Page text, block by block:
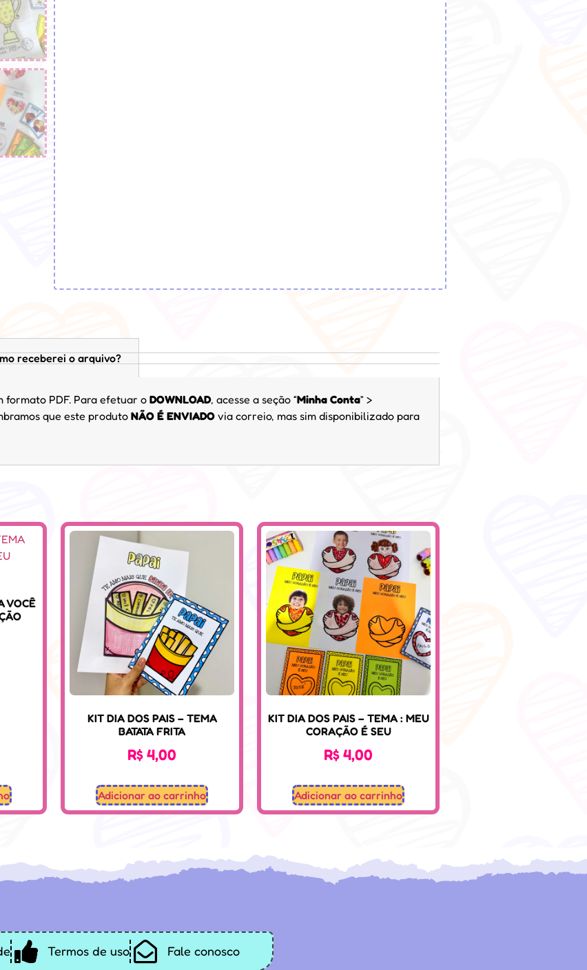
receberei o arquivo?
formato PDF. Para efetuar o DOWNLOAD, acesse a seção “Minha Conta” >
que este produto NÃO É ENVIADO via correio, mas sim disponibilizado para
VOCÊ
KIT DIA DOS PAIS – TEMA
BATATA FRITA
R$4,00
Adicionar ao carrinho
KIT DIA DOS PAIS – TEMA : MEU
CORAÇÃO É SEU
R$4,00
Adicionar ao carrinho
Termos de uso Fale conosco